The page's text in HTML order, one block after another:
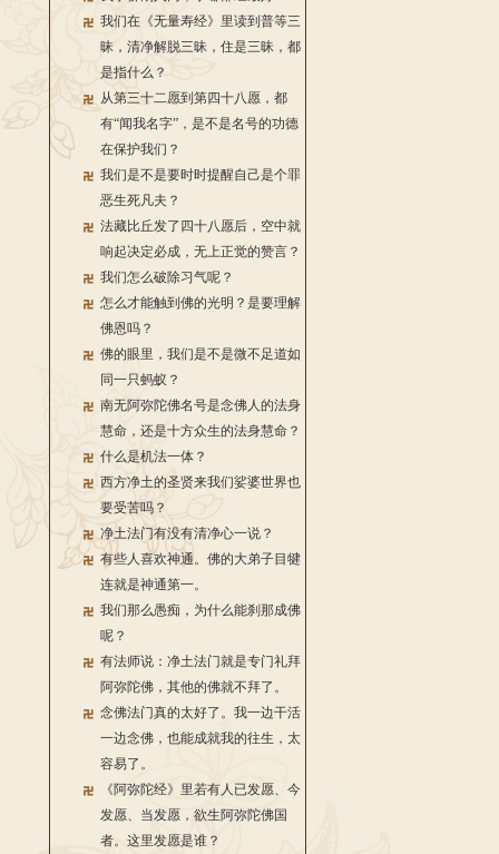
我们在《无量寿经》里读到普等三
昧，清净解脱三昧，住是三昧，都
是指什么？
从第三十二愿到第四十八愿，都
有“闻我名字”，是不是名号的功德
在保护我们？
我们是不是要时时提醒自己是个罪
恶生死凡夫？
法藏比丘发了四十八愿后，空中就
响起决定必成，无上正觉的赞言？
我们怎么破除习气呢？
怎么才能触到佛的光明？是要理解
佛恩吗？
佛的眼里，我们是不是微不足道如
同一只蚂蚁？
南无阿弥陀佛名号是念佛人的法身
慧命，还是十方众生的法身慧命？
什么是机法一体？
西方净土的圣贤来我们娑婆世界也
要受苦吗？
净土法门有没有清净心一说？
有些人喜欢神通。佛的大弟子目犍
连就是神通第一。
我们那么愚痴，为什么能刹那成佛
呢？
有法师说：净土法门就是专门礼拜
阿弥陀佛，其他的佛就不拜了。
念佛法门真的太好了。我一边干活
一边念佛，也能成就我的往生，太
容易了。
《阿弥陀经》里若有人已发愿、今
发愿、当发愿，欲生阿弥陀佛国
者。这里发愿是谁？